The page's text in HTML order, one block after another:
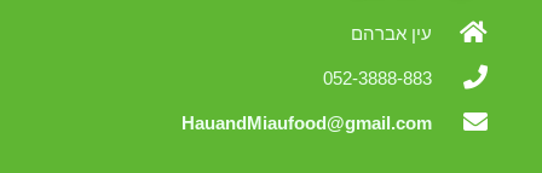
עין אברהם
052-3888-883
HauandMiaufood@gmail.com